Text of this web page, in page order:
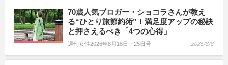
70歳人気ブロガー・ショコラさんが教え
る“ひとり旅節約術”！満足度アップの秘訣
と押さえるべき「4つの心得」
週刊女性2026年8月18日・25日号 2026/8/8